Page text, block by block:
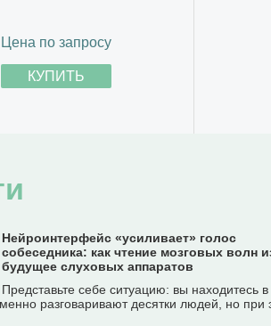
Цена по запросу
КУПИТЬ
Нейроинтерфейс «усиливает» голос
собеседника: как чтение мозговых волн
будущее слуховых аппаратов
Представьте себе ситуацию: вы находитесь
разговаривают десятки людей, но при